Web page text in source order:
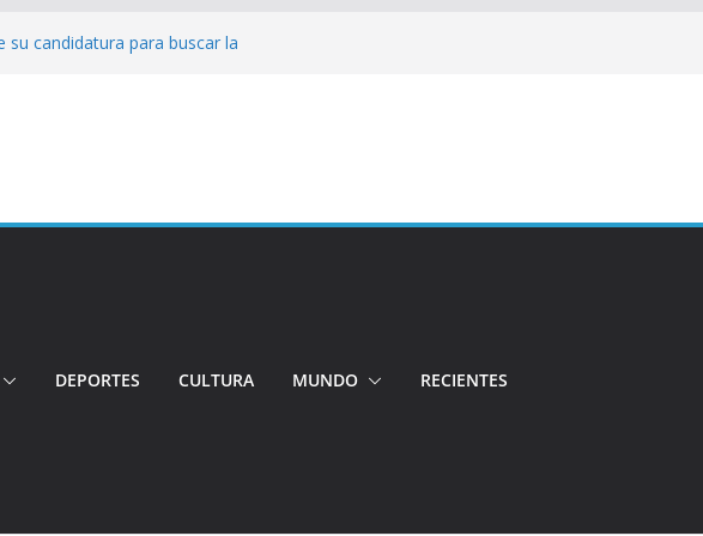
su candidatura para buscar la
Investigan crimen de un hombre en el
e incidentes marcaron la
DEPORTES CULTURA MUNDO RECIENTES